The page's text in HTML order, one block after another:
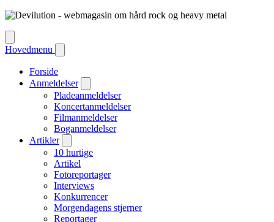
Hovedmenu
Forside
Anmeldelser
Pladeanmeldelser
Koncertanmeldelser
Filmanmeldelser
Boganmeldelser
Artikler
10 hurtige
Artikel
Fotoreportager
Interviews
Konkurrencer
Morgendagens stjerner
Reportager